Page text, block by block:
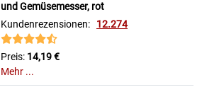
und Gemüsemesser, rot
Kundenrezensionen: 12.274
Preis: 14,19 €
Mehr ...